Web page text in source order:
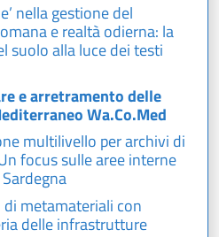
nella gestione del
e realtà odierna: la
suolo alla luce dei testi
e arretramento delle
Wa.Co.Med
multilivello per archivi di
focus sulle aree interne
metamateriali con
delle infrastrutture